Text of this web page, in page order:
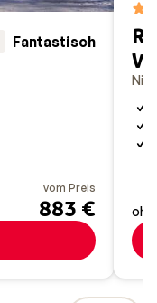
Fantastisch
vom Preis
883 €